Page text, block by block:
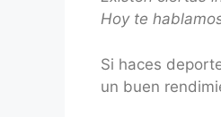
Hoy te
Si haces
un buen